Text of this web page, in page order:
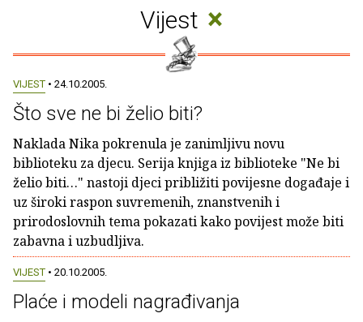
Vijest ×
VIJEST • 24.10.2005.
Što sve ne bi želio biti?
Naklada Nika pokrenula je zanimljivu novu
biblioteku za djecu. Serija knjiga iz biblioteke "Ne bi
želio biti…" nastoji djeci približiti povijesne događaje i
uz široki raspon suvremenih, znanstvenih i
prirodoslovnih tema pokazati kako povijest može biti
zabavna i uzbudljiva.
VIJEST • 20.10.2005.
Plaće i modeli nagrađivanja